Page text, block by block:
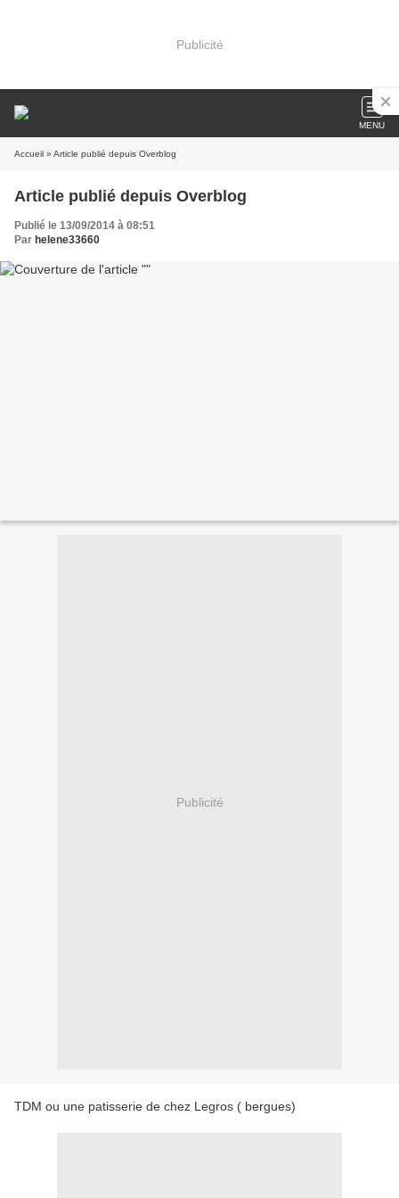
Publicité
MENU
Accueil » Article publié depuis Overblog
Article publié depuis Overblog
Publié le 13/09/2014 à 08:51
Par helene33660
Publicité
TDM ou une patisserie de chez Legros ( bergues)